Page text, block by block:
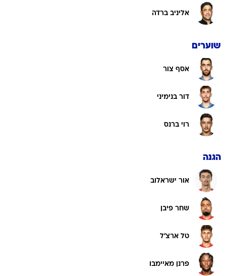
אליניב ברדה
שוערים
אסף צור
דור בנימיני
רוי ברנס
הגנה
אור ישראלוב
שחר פיבן
טל ארצ'ל
פרנן מאיימבו